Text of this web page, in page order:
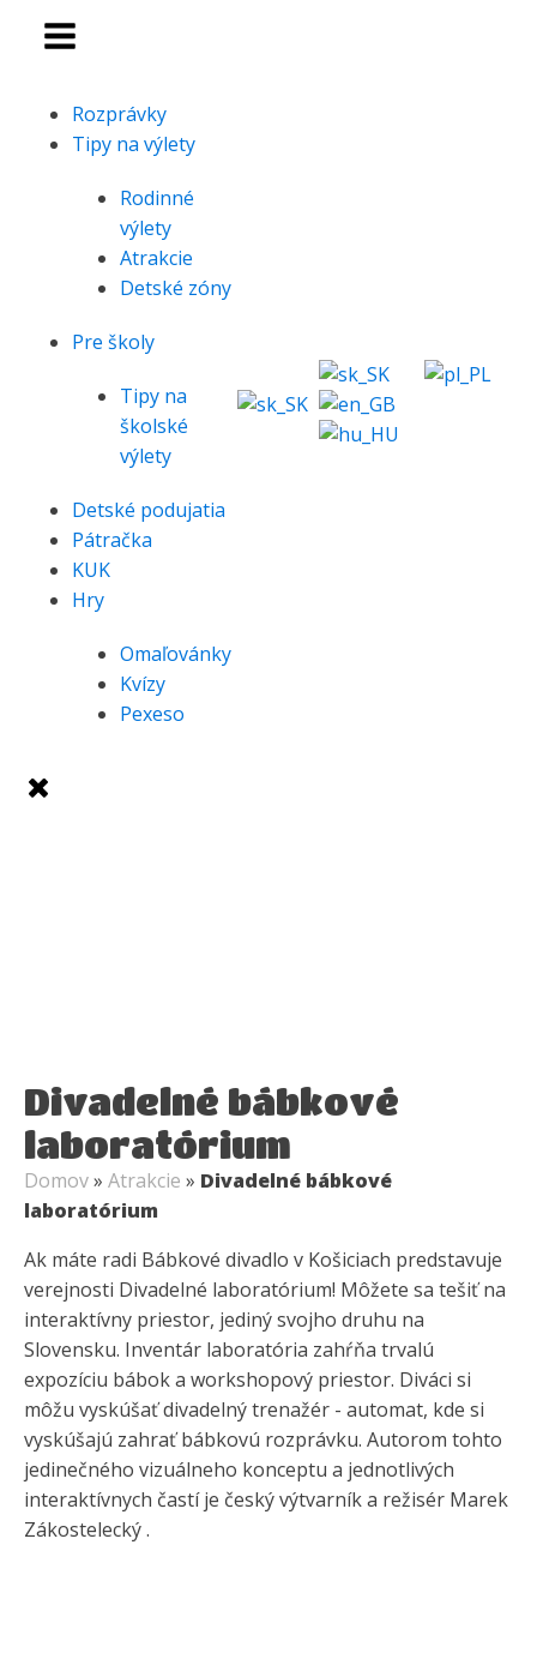
Rozprávky
Tipy na výlety
Rodinné
výlety
Atrakcie
Detské zóny
Pre školy
Tipy na
školské
výlety
Detské podujatia
Pátračka
KUK
Hry
Omaľovánky
Kvízy
Pexeso
Divadelné bábkové
laboratórium
Domov» Atrakcie » Divadelné bábkové
laboratórium
Ak máte radi Bábkové divadlo v Košiciach predstavuje
verejnosti Divadelné laboratórium! Môžete sa tešiť na
interaktívny priestor, jediný svojho druhu na
Slovensku. Inventár laboratória zahŕňa trvalú
expozíciu bábok a workshopový priestor. Diváci si
môžu vyskúšať divadelný trenažér - automat, kde si
vyskúšajú zahrať bábkovú rozprávku. Autorom tohto
jedinečného vizuálneho konceptu a jednotlivých
interaktívnych častí je český výtvarník a režisér Marek
Zákostelecký .